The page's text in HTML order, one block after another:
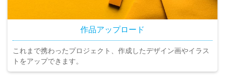
作品アップロード
これまで携わったプロジェクト、作成したデザイン画やイラス
トをアップできます。